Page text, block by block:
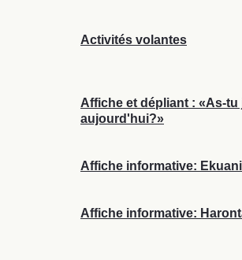
Activités volantes
Affiche et dépliant : «As-
aujourd'hui?»
Affiche informative:
Affiche informative: